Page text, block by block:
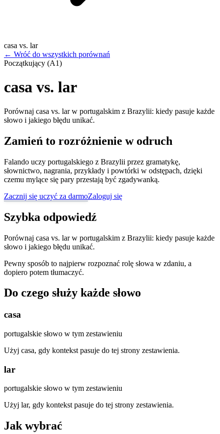
casa vs. lar
← Wróć do wszystkich porównań
Początkujący (A1)
casa vs. lar
Porównaj casa vs. lar w portugalskim z Brazylii: kiedy pasuje każde
słowo i jakiego błędu unikać.
Zamień to rozróżnienie w odruch
Falando uczy portugalskiego z Brazylii przez gramatykę,
słownictwo, nagrania, przykłady i powtórki w odstępach, dzięki
czemu mylące się pary przestają być zgadywanką.
Zacznij się uczyć za darmoZaloguj się
Szybka odpowiedź
Porównaj casa vs. lar w portugalskim z Brazylii: kiedy pasuje każde
słowo i jakiego błędu unikać.
Pewny sposób to najpierw rozpoznać rolę słowa w zdaniu, a
dopiero potem tłumaczyć.
Do czego służy każde słowo
casa
portugalskie słowo w tym zestawieniu
Użyj casa, gdy kontekst pasuje do tej strony zestawienia.
lar
portugalskie słowo w tym zestawieniu
Użyj lar, gdy kontekst pasuje do tej strony zestawienia.
Jak wybrać